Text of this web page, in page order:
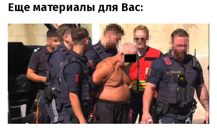
Еще материалы для Вас: